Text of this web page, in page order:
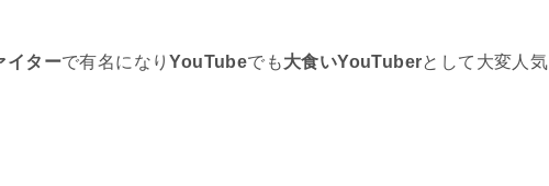
イターで有名になりYouTubeでも大食いYouTuberとして大変人気